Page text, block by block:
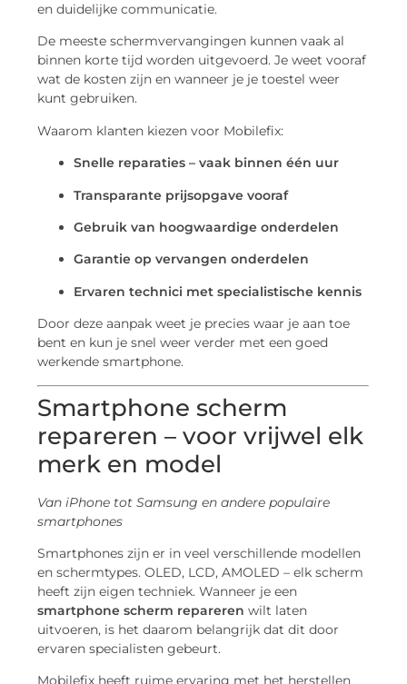
en duidelijke communicatie.
De meeste schermvervangingen kunnen vaak al
binnen korte tijd worden uitgevoerd. Je weet vooraf
wat de kosten zijn en wanneer je je toestel weer
kunt gebruiken.
Waarom klanten kiezen voor Mobilefix:
Snelle reparaties – vaak binnen één uur
Transparante prijsopgave vooraf
Gebruik van hoogwaardige onderdelen
Garantie op vervangen onderdelen
Ervaren technici met specialistische kennis
Door deze aanpak weet je precies waar je aan toe
bent en kun je snel weer verder met een goed
werkende smartphone.
Smartphone scherm
repareren – voor vrijwel elk
merk en model
Van iPhone tot Samsung en andere populaire
smartphones
Smartphones zijn er in veel verschillende modellen
en schermtypes. OLED, LCD, AMOLED – elk scherm
heeft zijn eigen techniek. Wanneer je een
smartphone scherm repareren wilt laten
uitvoeren, is het daarom belangrijk dat dit door
ervaren specialisten gebeurt.
Mobilefix heeft ruime ervaring met het herstellen